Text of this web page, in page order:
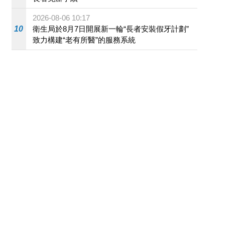
10
2026-08-06 10:17
衛生局於8月7日開展新一輪“長者安裝假牙計劃”
致力構建“老有所醫”的服務系統